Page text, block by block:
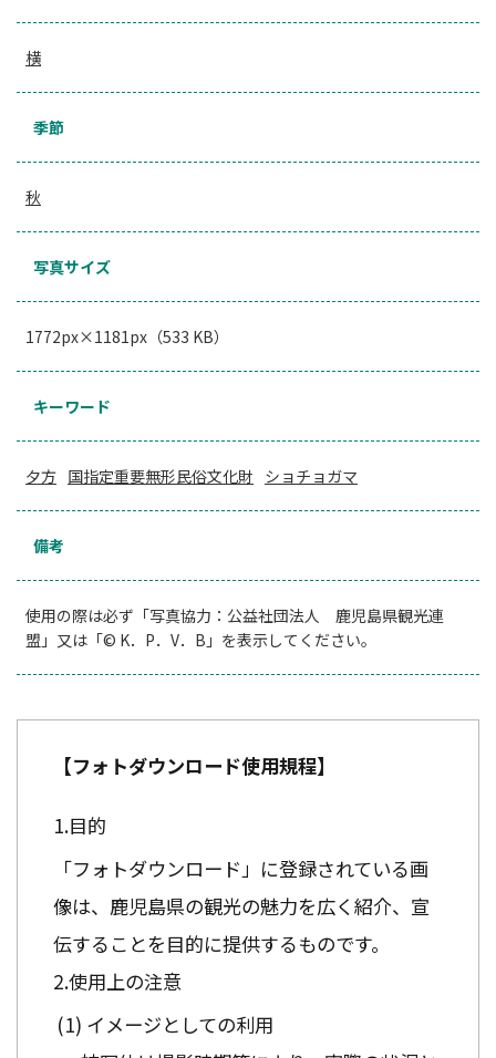
横
季節
秋
写真サイズ
1772px×1181px（533 KB）
キーワード
夕方 国指定重要無形民俗文化財 ショチョガマ
備考
使用の際は必ず「写真協力：公益社団法人 鹿児島県観光連
盟」又は「© K．P．V．B」を表示してください。
【フォトダウンロード使用規程】
目的
「フォトダウンロード」に登録されている画
像は、鹿児島県の観光の魅力を広く紹介、宣
伝することを目的に提供するものです。
使用上の注意
イメージとしての利用